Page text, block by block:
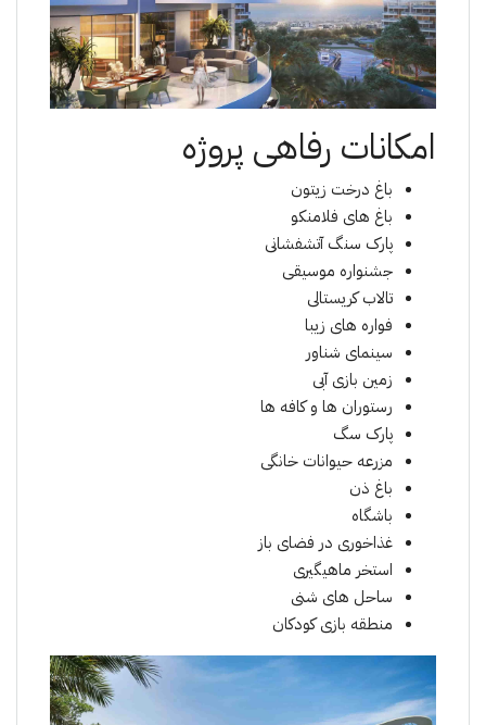
امکانات رفاهی پروژە
باغ درخت زیتون
باغ های فلامنکو
پارک سنگ آتشفشانی
جشنواره موسیقی
تالاب کریستالی
فواره های زیبا
سینمای شناور
زمین بازی آبی
رستوران ها و کافه ها
پارک سگ
مزرعه حیوانات خانگی
باغ ذن
باشگاه
غذاخوری در فضای باز
استخر ماهیگیری
ساحل های شنی
منطقە بازی کودکان